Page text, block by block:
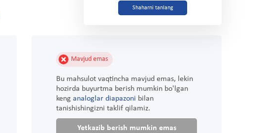
Shaharni tanlang
Mavjud emas
Bu mahsulot vaqtincha mavjud emas, lekin
hozirda buyurtma berish mumkin bo'lgan
keng analoglar diapazoni bilan
tanishishingizni taklif qilamiz.
Yetkazib berish mumkin emas